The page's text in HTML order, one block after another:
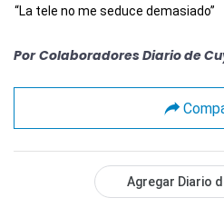
“La tele no me seduce demasiado”
Por Colaboradores Diario de
Agregar Diario